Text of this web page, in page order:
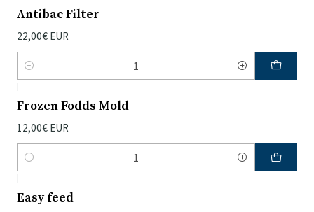
Antibac Filter
22,00€ EUR
Quantidade
|
Frozen Fodds Mold
12,00€ EUR
Quantidade
|
Easy feed